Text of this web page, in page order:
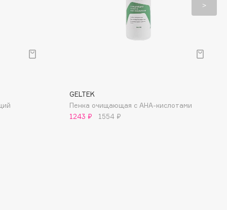
GELTEK
Пенка очищающая с AHA-кислотами
1243 ₽
1554 ₽